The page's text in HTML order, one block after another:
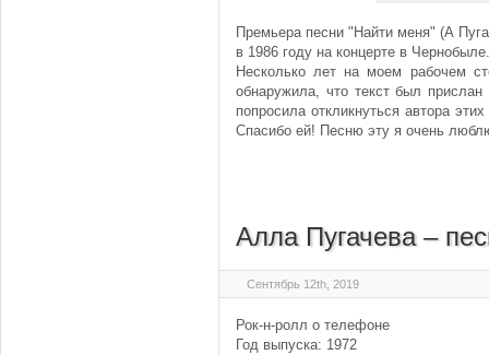
Премьера песни "Найти меня" (А
в 1986 году на концерте в Чернобыле.
Несколько лет на моем рабочем
обнаружила, что текст был
попросила откликнуться автора
Спасибо ей! Песню эту я очень
Алла Пугачева –
Сентябрь 12th, 2019
Рок-н-ролл о телефоне
Год выпуска: 1972